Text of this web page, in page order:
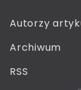
Autorzy
Archiwum
RSS